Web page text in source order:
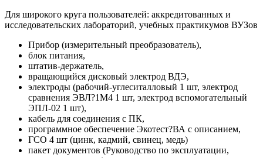
Для широкого круга пользователей: аккредитованных и
исследовательских лабораторий, учебных практикумов ВУЗов
Прибор (измерительный преобразователь),
блок питания,
штатив-держатель,
вращающийся дисковый электрод ВДЭ,
электроды (рабочий-углеситалловый 1 шт, электрод
сравнения ЭВЛ?1М4 1 шт, электрод вспомогательный
ЭПЛ-02 1 шт),
кабель для соединения с ПК,
программное обеспечение Экотест?ВА с описанием,
ГСО 4 шт (цинк, кадмий, свинец, медь)
пакет документов (Руководство по эксплуатации,